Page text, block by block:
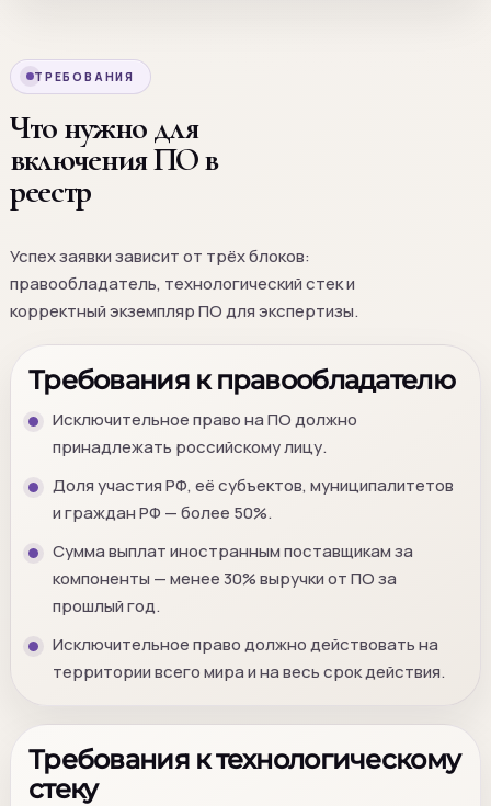
ТРЕБОВАНИЯ
Что нужно для
включения ПО в
реестр
Успех заявки зависит от трёх блоков:
правообладатель, технологический стек и
корректный экземпляр ПО для экспертизы.
Требования к правообладателю
Исключительное право на ПО должно
принадлежать российскому лицу.
Доля участия РФ, её субъектов, муниципалитетов
и граждан РФ — более 50%.
Сумма выплат иностранным поставщикам за
компоненты — менее 30% выручки от ПО за
прошлый год.
Исключительное право должно действовать на
территории всего мира и на весь срок действия.
Требования к технологическому
стеку